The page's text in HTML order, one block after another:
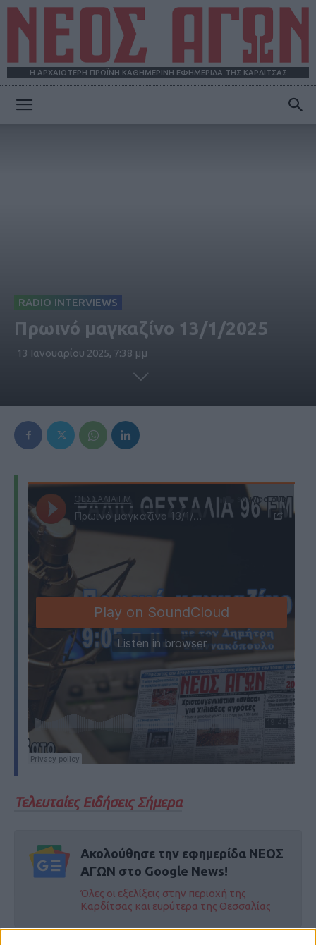
Η ΑΡΧΑΙΟΤΕΡΗ ΠΡΩΪΝΗ ΚΑΘΗΜΕΡΙΝΗ ΕΦΗΜΕΡΙΔΑ ΤΗΣ ΚΑΡΔΙΤΣΑΣ
RADIO INTERVIEWS
Πρωινό μαγκαζίνο 13/1/2025
13 Ιανουαρίου 2025, 7:38 μμ
Τελευταίες Ειδήσεις Σήμερα
Ακολούθησε την εφημερίδα ΝΕΟΣ
ΑΓΩΝ στο Google News!
Όλες οι εξελίξεις στην περιοχή της
Καρδίτσας και ευρύτερα της Θεσσαλίας